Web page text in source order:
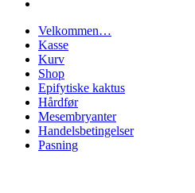
Velkommen…
Kasse
Kurv
Shop
Epifytiske kaktus
Hårdfør
Mesembryanter
Handelsbetingelser
Pasning